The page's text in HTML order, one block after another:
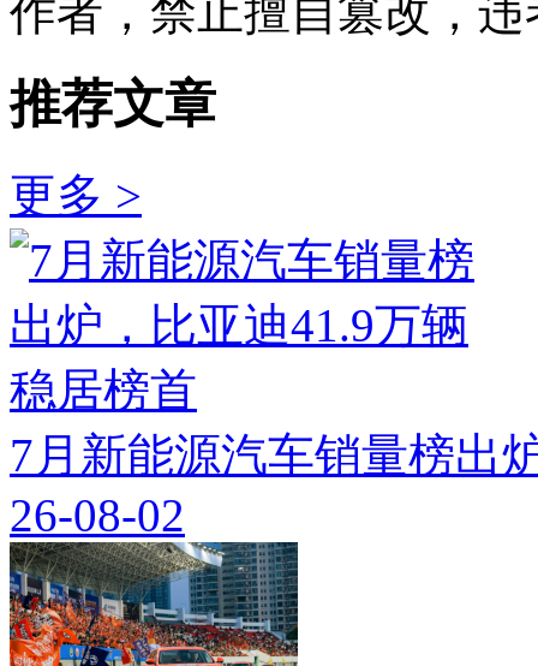
作者，禁止擅自篡改，
推荐文章
更多 >
7月新能源汽车销量榜出
26-08-02